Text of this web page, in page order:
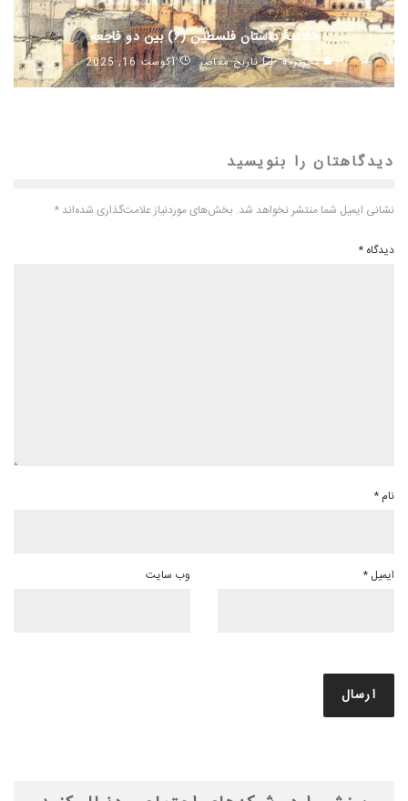
خلاصهٔ داستان فلسطین (۶) بین دو فاجعه
تحریریه تاریخ معاصر آگوست 16, 2025
دیدگاهتان را بنویسید
نشانی ایمیل شما منتشر نخواهد شد. بخش‌های موردنیاز علامت‌گذاری شده‌اند *
دیدگاه *
نام *
ایمیل * وب‌ سایت